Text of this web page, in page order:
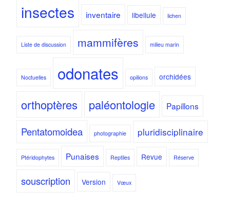
insectes inventaire libellule lichen
Liste de discussion mammifères milieu marin
Noctuelles odonates opilions orchidées
orthoptères paléontologie Papillons
Pentatomoidea photographie pluridisciplinaire
Ptéridophytes Punaises Reptiles Revue Réserve
souscription Version Vœux